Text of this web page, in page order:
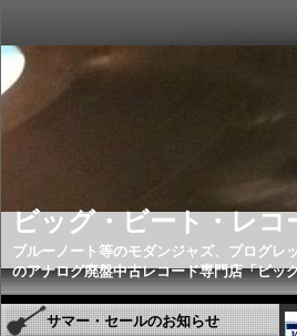
ビッグ・ビート・レコ
ブルーノート等のモダンジャズ、プログレ
のアナログ廃盤中古レコード専門店「ビッ
サマー・セールのお知らせ